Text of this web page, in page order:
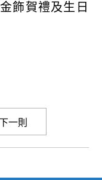
飾賀禮及生日
一則